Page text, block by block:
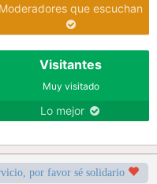
Moderadores que escuchan
Visitantes
Muy visitado
Lo mejor
por favor sé solidario